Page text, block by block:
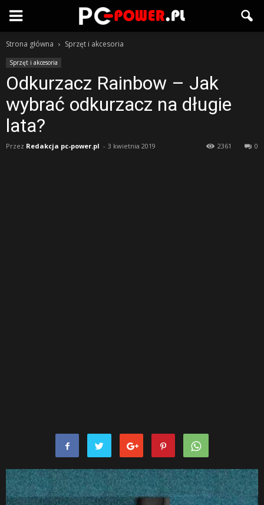
Strona główna Sprzęt i akcesoria
Sprzęt i akcesoria
Odkurzacz Rainbow – Jak
wybrać odkurzacz na długie
lata?
Przez Redakcja pc-power.pl - 3 kwietnia 2019 0
2361